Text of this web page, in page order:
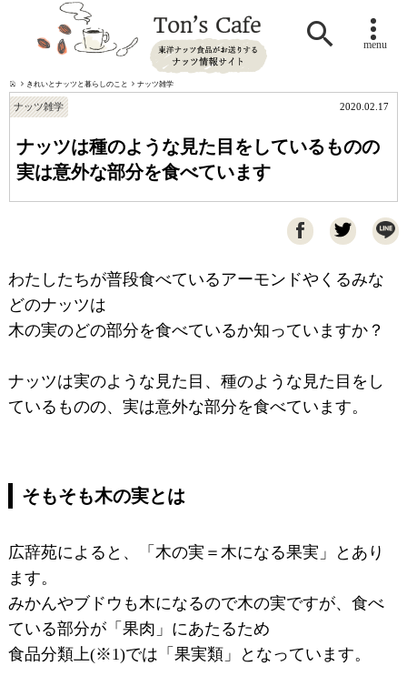
menu

きれいとナッツと暮らしのこと ナッツ雑学
ナッツは種のような見た目をしているものの
実は意外な部分を食べています
ナッツ雑学 2020.02.17

わたしたちが普段食べているアーモンドやくるみな
どのナッツは
木の実のどの部分を食べているか知っていますか？
ナッツは実のような見た目、種のような見た目をし
ているものの、実は意外な部分を食べています。
そもそも木の実とは
広辞苑によると、「木の実＝木になる果実」とあり
ます。
みかんやブドウも木になるので木の実ですが、食べ
ている部分が「果肉」にあたるため
食品分類上(※1)では「果実類」となっています。